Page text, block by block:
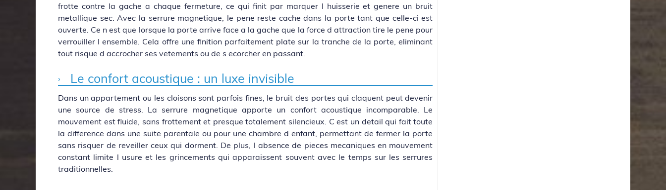
frotte contre la gache a chaque fermeture, ce qui finit par marquer l huisserie et genere un bruit
metallique sec. Avec la serrure magnetique, le pene reste cache dans la porte tant que celle-ci est
ouverte. Ce n est que lorsque la porte arrive face a la gache que la force d attraction tire le pene pour
verrouiller l ensemble. Cela offre une finition parfaitement plate sur la tranche de la porte, eliminant
tout risque d accrocher ses vetements ou de s ecorcher en passant.
Le confort acoustique : un luxe invisible
Dans un appartement ou les cloisons sont parfois fines, le bruit des portes qui claquent peut devenir
une source de stress. La serrure magnetique apporte un confort acoustique incomparable. Le
mouvement est fluide, sans frottement et presque totalement silencieux. C est un detail qui fait toute
la difference dans une suite parentale ou pour une chambre d enfant, permettant de fermer la porte
sans risquer de reveiller ceux qui dorment. De plus, l absence de pieces mecaniques en mouvement
constant limite l usure et les grincements qui apparaissent souvent avec le temps sur les serrures
traditionnelles.